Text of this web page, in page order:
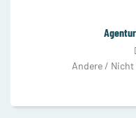
Andere /